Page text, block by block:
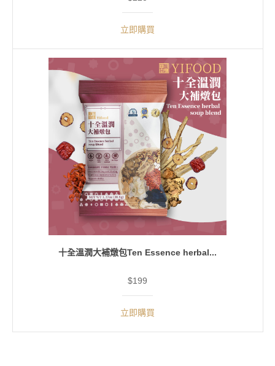
立即購買
十全溫潤大補燉包Ten Essence herbal...
$199
立即購買